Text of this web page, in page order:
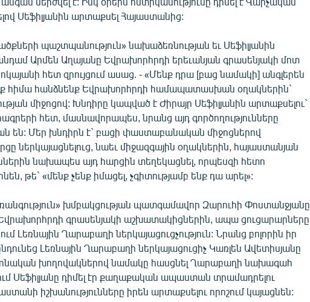
Սեֆիլյանին արտաքսել Հայաստանից:
պաշտպանություն» նախաձեռնության եւ Սեֆիլյանին
Արմեն Աղայանը Եվրախորհրդի երեւանյան գրասենյակի մոտ
հետ զրույցում ասաց. - «Մենք դրա [բաց նամակի] անգլերեն
հիմա հանձնենք Եվրախորհրդի համապատասխան օղակներին`
միջոցով: Խնդիրը կապված է Ժիրայր Սեֆիլյանին արտաքսելու`
հետ, մասնավորապես, նրանց այդ գործողությունները
են: Մեր խնդիրն է` բացի փաստաբանական միջոցներով
ներկայացնելուց, նաեւ միջազգային օղակներին, հայաստանյան
նախապես այդ հարցին տեղեկացնել, որպեսզի հետո
թե` «մենք չենք իմացել, չգիտությամբ ենք դա արել»:
խմբակցության պատգամավոր Զարուհի Փոստանջյանը
գրասենյակի աշխատակիցներին, ապա ցուցարարները
Լեռնային Ղարաբաղի ներկայացուցչություն: Նրանց բոլորին իր
Լեռնային Ղարաբաղի ներկայացուցիչ Կառլեն Ավետիսյանը
խողովակներով նամակը հասցնել Ղարաբաղի նախագահ
Սեֆիլյանը դիմել էր քաղաքական ապաստան տրամադրելու
իշխանությունները իրեն արտաքսելու որոշում կայացնեն: